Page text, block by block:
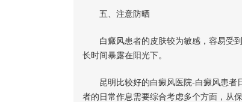
五、注意防晒
白癜风患者的皮肤较为敏感，容易受到
长时间暴露在阳光下。
昆明比较好的白癜风医院-白癜风患者
者的日常作息需要综合考虑多个方面，从